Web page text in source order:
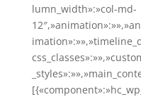
lumn_width»:»col-md-